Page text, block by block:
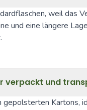
weil das
und eine längere
verpackt und
Kartons,